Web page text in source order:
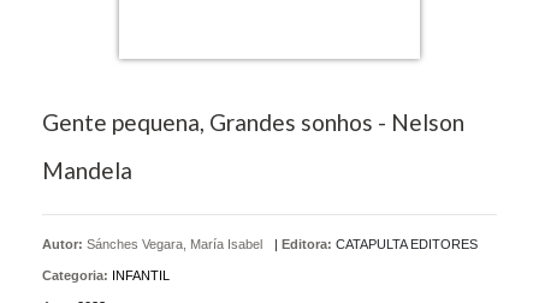
Gente pequena, Grandes sonhos - Nelson
Mandela
Autor: Sánches Vegara, María Isabel | Editora: CATAPULTA EDITORES
Categoria: INFANTIL